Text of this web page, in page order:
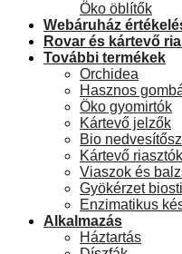
Öko öblítők
Webáruház
Rovar és kártevő
További termékek
Orchidea
Hasznos
Öko gyomirtók
Kártevő jelzők
Bio
Kártevő riasztók
Viaszok és
Gyökérzet
Enzimatikus
Alkalmazás
Háztartás